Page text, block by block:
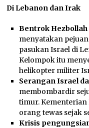
Di Lebanon dan Irak
Bentrok
menyatakan
pasukan Israel di
Kelompok itu
helikopter militer
Serangan Israel
membombardir
timur. Kementerian
orang tewas sejak
Krisis